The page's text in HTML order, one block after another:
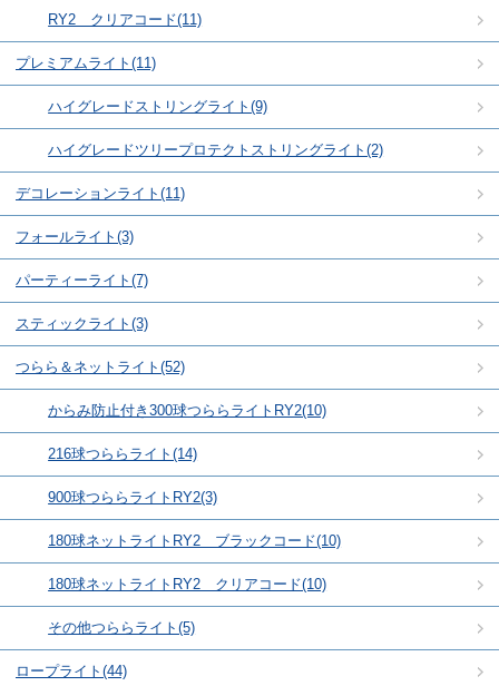
RY2 クリアコード(11)
プレミアムライト(11)
ハイグレードストリングライト(9)
ハイグレードツリープロテクトストリングライト(2)
デコレーションライト(11)
フォールライト(3)
パーティーライト(7)
スティックライト(3)
つらら＆ネットライト(52)
からみ防止付き300球つららライトRY2(10)
216球つららライト(14)
900球つららライトRY2(3)
180球ネットライトRY2 ブラックコード(10)
180球ネットライトRY2 クリアコード(10)
その他つららライト(5)
ロープライト(44)